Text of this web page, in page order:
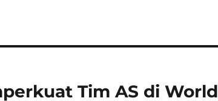
Tim AS di World